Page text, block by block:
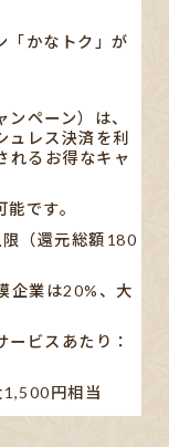
「かなトク」が
ペーン）は、
ュレス決済を利
れるお得なキャ
です。
（還元総額180
企業は20%、大
ビスあたり：
1,500円相当